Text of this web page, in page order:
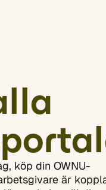
köp din OWNU-
är